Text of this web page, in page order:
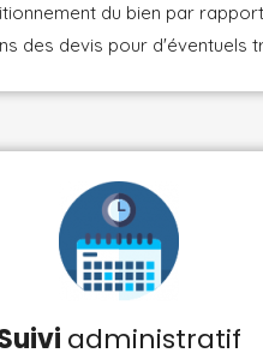
du bien par
des devis pour d'éventuels
administratif